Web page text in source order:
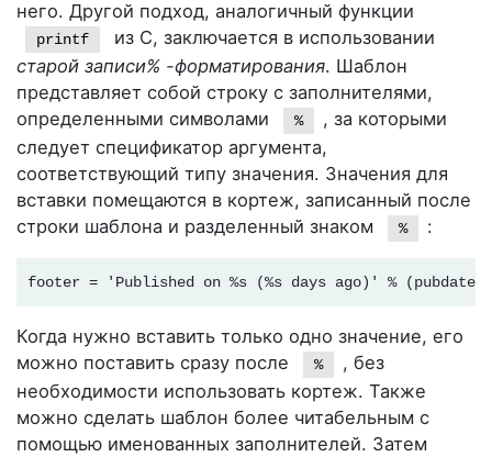
него. Другой подход, аналогичный функции
printf
из C, заключается в использовании
старой записи% -форматирования. Шаблон
представляет собой строку с заполнителями,
определенными символами
%
, за которыми
следует спецификатор аргумента,
соответствующий типу значения. Значения для
вставки помещаются в кортеж, записанный после
строки шаблона и разделенный знаком
% :
footer = 'Published on %s (%s days ago)' %
Когда нужно вставить только одно значение, его
можно поставить сразу после
%
, без
необходимости использовать кортеж. Также
можно сделать шаблон более читабельным с
помощью именованных заполнителей. Затем